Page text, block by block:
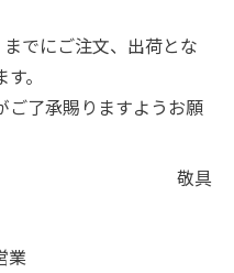
でにご注文、出荷とな
。
ご了承賜りますようお願
敬具
業